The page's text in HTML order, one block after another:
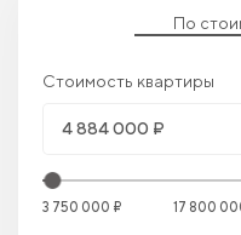
По
Стоимость квартиры
3 750 000 ₽ 17 800